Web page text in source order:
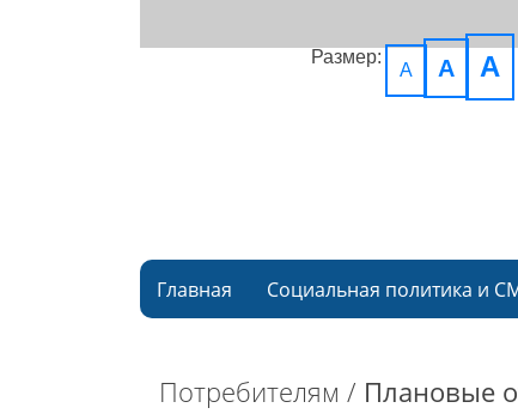
Размер:
A A A
Главная Социальная политика и
Потребителям / Плановые